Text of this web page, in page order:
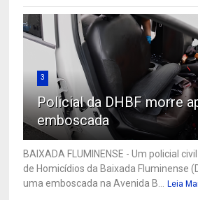
3
Policial da DHBF morre
emboscada
BAIXADA FLUMINENSE - Um policial
de Homicídios da Baixada Fluminense
uma emboscada na Avenida B...
Leia